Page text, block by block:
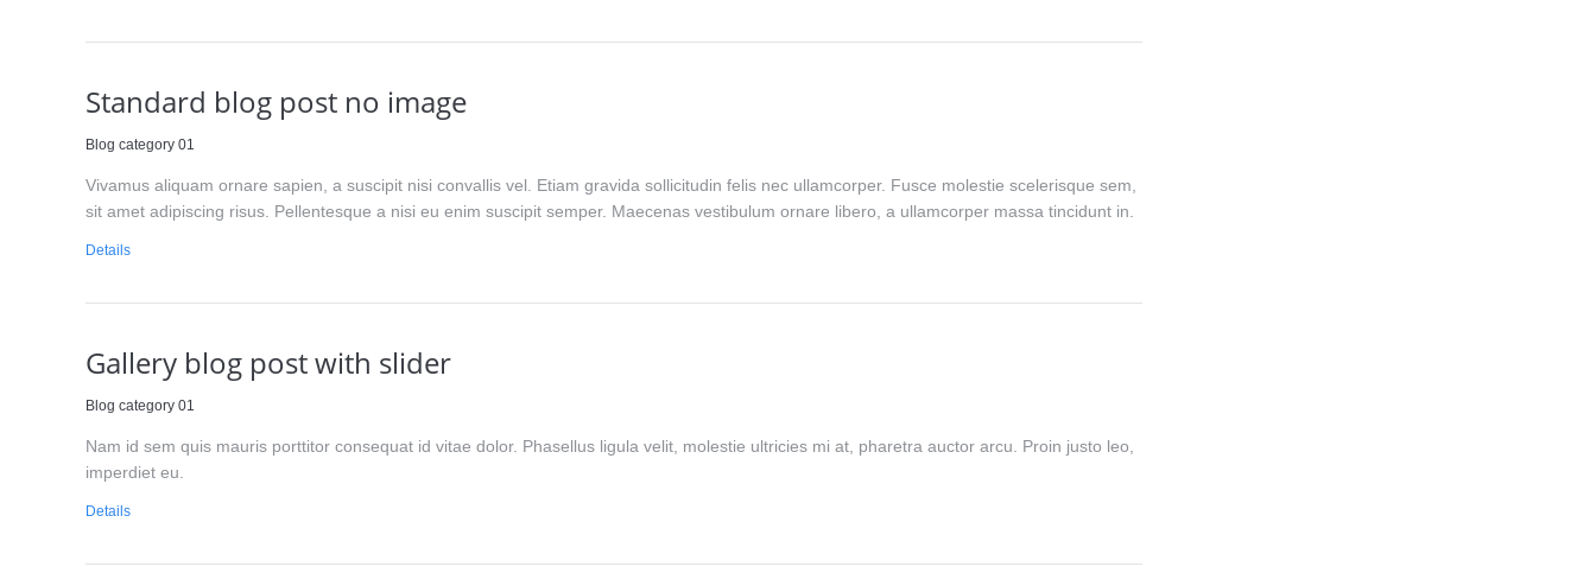
Standard blog post no image
Blog category 01
Vivamus aliquam ornare sapien, a suscipit nisi convallis vel. Etiam gravida sollicitudin felis nec ullamcorper. Fusce molestie scelerisque sem,
sit amet adipiscing risus. Pellentesque a nisi eu enim suscipit semper. Maecenas vestibulum ornare libero, a ullamcorper massa tincidunt in.
Details
Gallery blog post with slider
Blog category 01
Nam id sem quis mauris porttitor consequat id vitae dolor. Phasellus ligula velit, molestie ultricies mi at, pharetra auctor arcu. Proin justo leo,
imperdiet eu.
Details